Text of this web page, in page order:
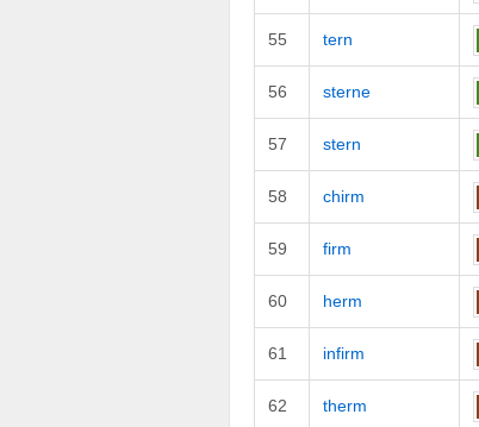
55 tern
56 sterne
57 stern
58 chirm
59 firm
60 herm
61 infirm
62 therm